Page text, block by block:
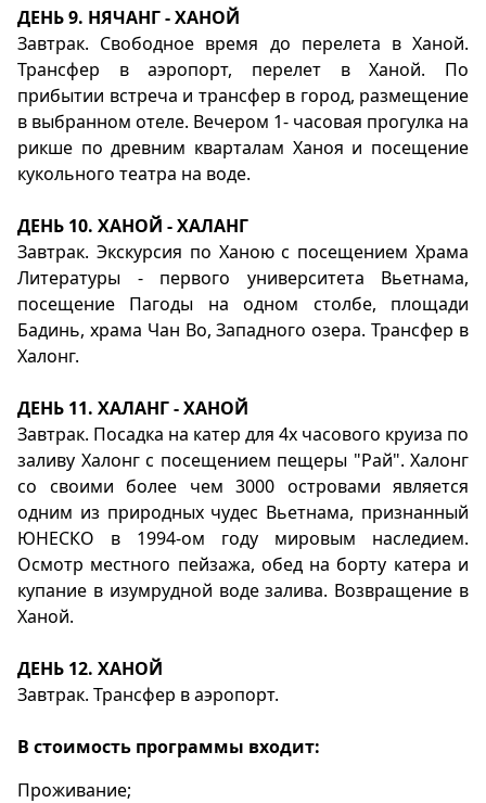
ДЕНЬ 9. НЯЧАНГ - ХАНОЙ
Завтрак. Свободное время до перелета в Ханой.
Трансфер в аэропорт, перелет в Ханой. По
прибытии встреча и трансфер в город, размещение
в выбранном отеле. Вечером 1- часовая прогулка на
рикше по древним кварталам Ханоя и посещение
кукольного театра на воде.
ДЕНЬ 10. ХАНОЙ - ХАЛАНГ
Завтрак. Экскурсия по Ханою с посещением Храма
Литературы - первого университета Вьетнама,
посещение Пагоды на одном столбе, площади
Бадинь, храма Чан Во, Западного озера. Трансфер в
Халонг.
ДЕНЬ 11. ХАЛАНГ - ХАНОЙ
Завтрак. Посадка на катер для 4х часового круиза по
заливу Халонг с посещением пещеры "Рай". Халонг
со своими более чем 3000 островами является
одним из природных чудес Вьетнама, признанный
ЮНЕСКО в 1994-ом году мировым наследием.
Осмотр местного пейзажа, обед на борту катера и
купание в изумрудной воде залива. Возвращение в
Ханой.
ДЕНЬ 12. ХАНОЙ
Завтрак. Трансфер в аэропорт.
В стоимость программы входит:
Проживание;